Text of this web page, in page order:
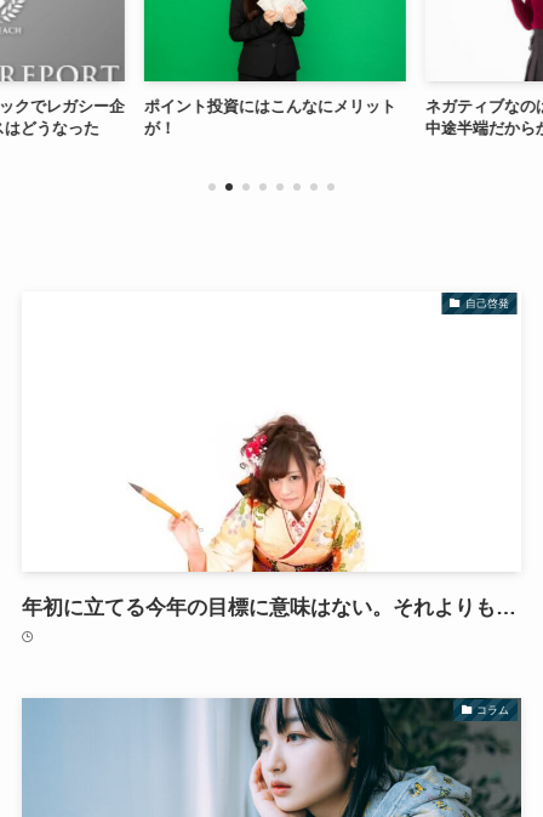
クでレガシー企
どうなった
ポイント投資にはこんなにメリット
が！
ネガティブなの
中途半端だから
自己啓発
年初に立てる今年の目標に意味はない。それよりも…
コラム